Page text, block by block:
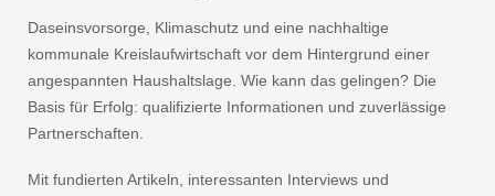
Daseinsvorsorge, Klimaschutz und eine nachhaltige
kommunale Kreislaufwirtschaft vor dem Hintergrund einer
angespannten Haushaltslage. Wie kann das gelingen? Die
Basis für Erfolg: qualifizierte Informationen und zuverlässige
Partnerschaften.
Mit fundierten Artikeln, interessanten Interviews und